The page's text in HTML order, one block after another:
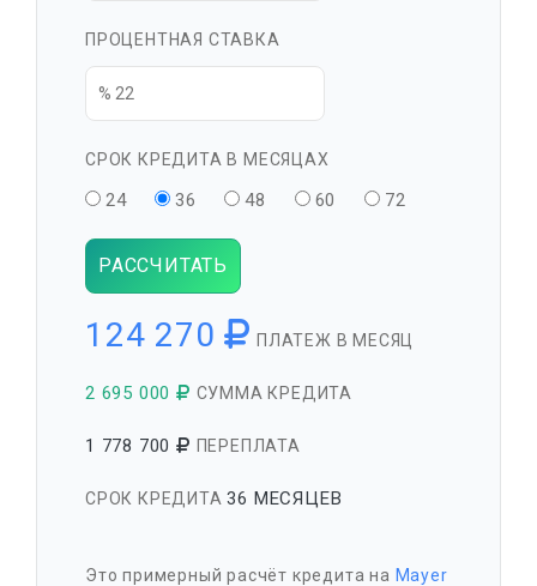
ПРОЦЕНТНАЯ СТАВКА
СРОК КРЕДИТА В МЕСЯЦАХ
24 36 48 60 72
РАССЧИТАТЬ
124 270 ПЛАТЕЖ В МЕСЯЦ
2 695 000 СУММА КРЕДИТА
1 778 700 ПЕРЕПЛАТА
СРОК КРЕДИТА36 МЕСЯЦЕВ
Это примерный расчёт кредита на Mayer